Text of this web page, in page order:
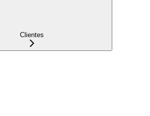
Clientes